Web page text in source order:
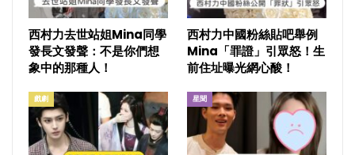
西村力去世站姐Mina同學
發長文發聲：不是你們想
象中的那種人！
西村力中國粉絲貼吧舉例
Mina「罪證」引眾怒！生
前住址曝光網心酸！
戲劇 星聞